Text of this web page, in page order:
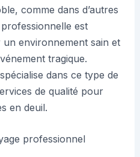
comme dans d’autres
est
environnement sain et
tragique.
dans ce type de
de qualité pour
en deuil.
professionnel